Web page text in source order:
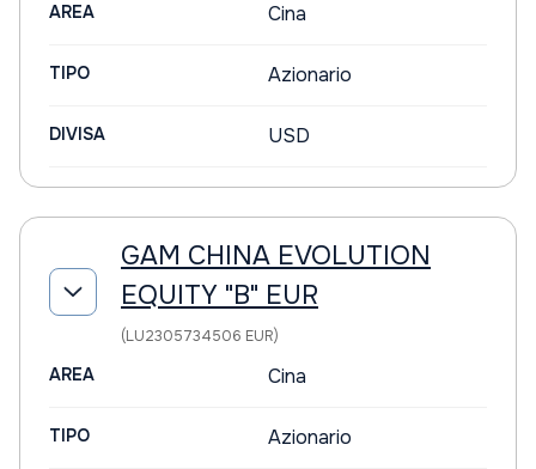
AREA Cina
TIPO Azionario
DIVISA USD
GAM CHINA EVOLUTION
EQUITY "B" EUR
(LU2305734506 EUR)
AREA Cina
TIPO Azionario